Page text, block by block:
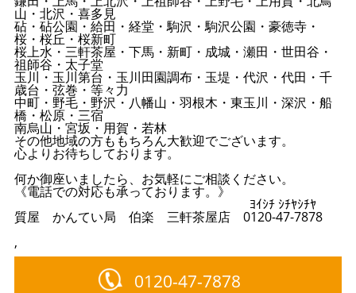
山・北沢・喜多見
砧・砧公園・給田・経堂・駒沢・駒沢公園・豪徳寺・
桜・桜丘・桜新町
桜上水・三軒茶屋・下馬・新町・成城・瀬田・世田谷・
祖師谷・太子堂
玉川・玉川第台・玉川田園調布・玉堤・代沢・代田・千
歳台・弦巻・等々力
中町・野毛・野沢・八幡山・羽根木・東玉川・深沢・船
橋・松原・三宿
南烏山・宮坂・用賀・若林
その他地域の方ももちろん大歓迎でございます。
心よりお待ちしております。
何か御座いましたら、お気軽にご相談ください。
《電話での対応も承っております。》
ﾖｲｼﾁ ｼﾁﾔｼﾁﾔ
質屋 かんてい局 伯楽 三軒茶屋店 0120-47-7878
,
0120-47-7878